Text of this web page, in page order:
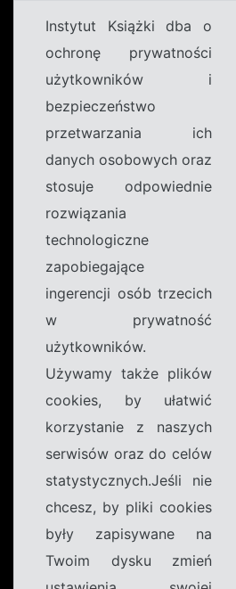
Instytut Książki dba o
ochronę prywatności
użytkowników i
bezpieczeństwo
przetwarzania ich
danych osobowych oraz
stosuje odpowiednie
rozwiązania
technologiczne
zapobiegające
ingerencji osób trzecich
w prywatność
użytkowników.
Używamy także plików
cookies, by ułatwić
korzystanie z naszych
serwisów oraz do celów
statystycznych.Jeśli nie
chcesz, by pliki cookies
były zapisywane na
Twoim dysku zmień